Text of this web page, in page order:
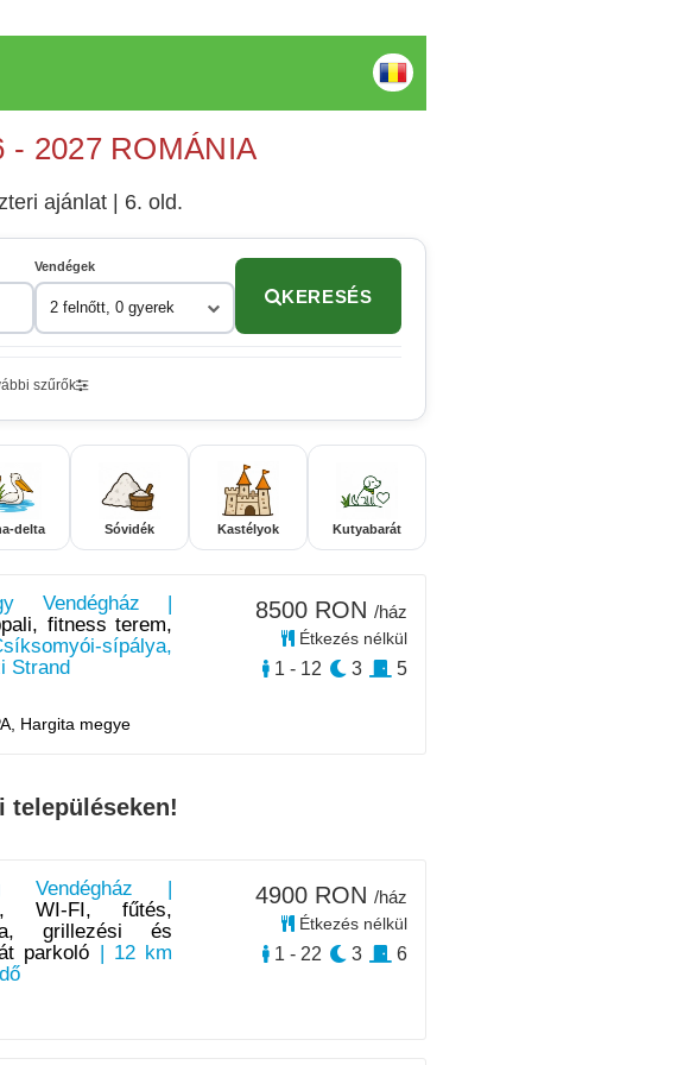
- 2027 ROMÁNIA
ajánlat | 6. old.
Vendégek
2 felnőtt, 0 gyerek
KERESÉS
szűrők
delta Sóvidék Kastélyok Kutyabarát
Vendégház |
fitness terem,
sípálya,
Strand
Hargita megye
8500 RON /ház
Étkezés nélkül
1 - 12 3 5
településeken!
Vendégház |
WI-FI, fűtés,
grillezési és
parkoló | 12 km
4900 RON /ház
Étkezés nélkül
1 - 22 3 6